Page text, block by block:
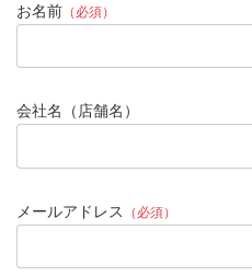
お名前 （必須）
会社名（店舗名）
メールアドレス （必須）